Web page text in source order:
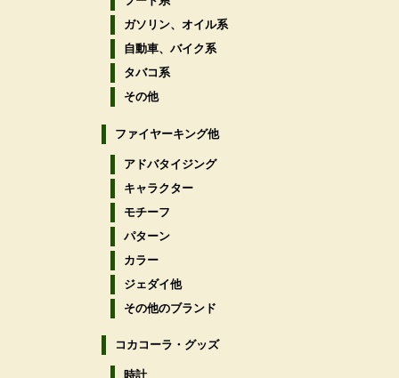
ガソリン、オイル系
自動車、バイク系
タバコ系
その他
ファイヤーキング他
アドバタイジング
キャラクター
モチーフ
パターン
カラー
ジェダイ他
その他のブランド
コカコーラ・グッズ
時計